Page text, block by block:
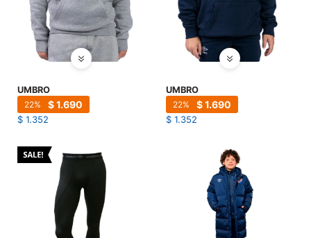
UMBRO
$1.690
22
$ 1.352
UMBRO
$1.690
22
$ 1.352